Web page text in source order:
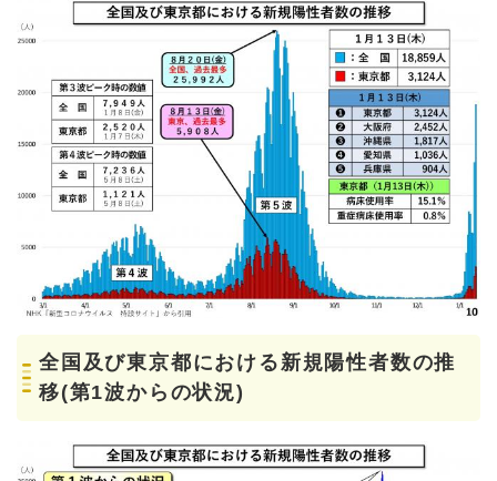
全国及び東京都における新規陽性者数の推
移(第1波からの状況)